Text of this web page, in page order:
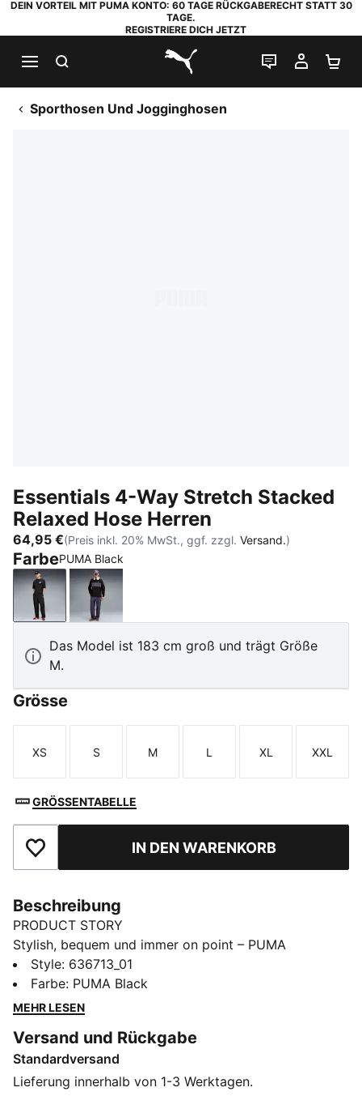
DEIN VORTEIL MIT PUMA KONTO: 60 TAGE RÜCKGABERECHT STATT 30
TAGE.
REGISTRIERE DICH JETZT
PUMA.com
LIVE-CHAT
MEIN
Sporthosen Und Jogginghosen
Essentials 4-Way Stretch Stacked
Relaxed Hose Herren
64,95 €(Preis inkl. 20% MwSt., ggf. zzgl. Versand.)
FarbePUMA Black
PUMA BlackInky Depths
Das Model ist 183 cm groß und trägt Größe
M.
Grösse
Größe
XS
Größe
S
Größe
M
Größe
L
Größe
XL
Größe
XXL
GRÖSSENTABELLE
Zu Favoriten hinzufügenIN DEN WARENKORB
Beschreibung
PRODUCT STORY
Stylish, bequem und immer on point – PUMA
Essentials sind entspannte Essentials für entspannte
Tage. Dank Vier-Wege-Stretch und lockerer Passform
macht diese Hose jede Bewegung mit. Die windCELL
Tragekomfort.
FEATURES + VORTEILE
VIER-WEGES-TRETCH, WINDSCHUTZ: Technische
Style: 636713_01
Farbe: PUMA Black
MEHR LESEN
Versand und Rückgabe
Standardversand
Lieferung innerhalb von 1-3 Werktagen.